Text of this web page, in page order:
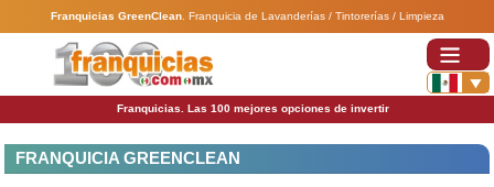
Franquicias GreenClean. Franquicia de Lavanderías / Tintorerías / Limpieza
Franquicias. Las 100 mejores opciones de invertir
FRANQUICIA GREENCLEAN